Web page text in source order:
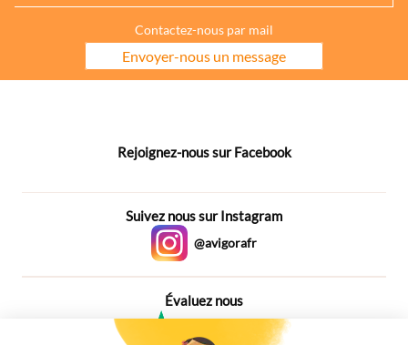
médium Maîya.
Contactez-nous par mail
Envoyer-nous un message
Rejoignez-nous sur Facebook
Suivez nous sur Instagram
@avigorafr
Évaluez nous